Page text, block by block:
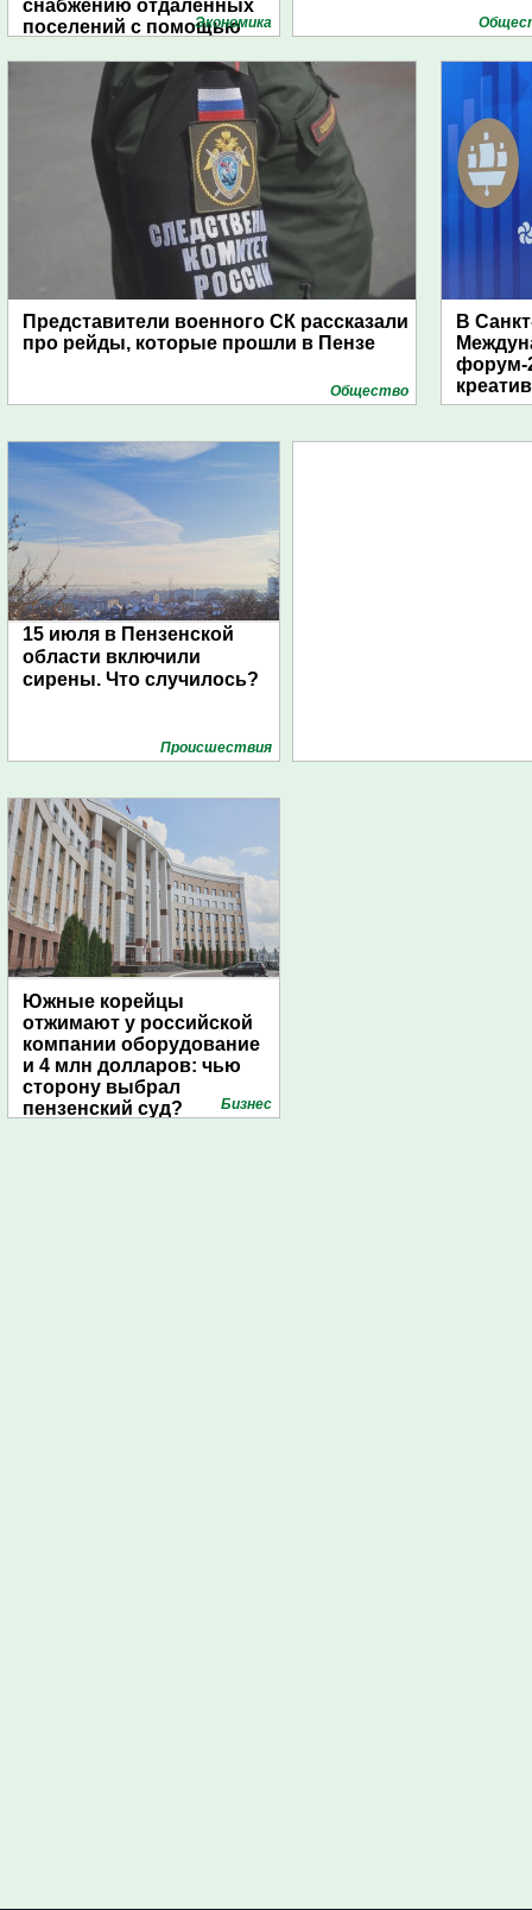
снабжению отдаленных
поселений с помощью
Экономика
Представители военного СК рассказали
про рейды, которые прошли в Пензе
Общество
В
форум-
15 июля в Пензенской
области включили
сирены. Что случилось?
Проиcшествия
Южные корейцы
отжимают у российской
компании оборудование
и 4 млн долларов: чью
сторону выбрал
пензенский суд?
Бизнес